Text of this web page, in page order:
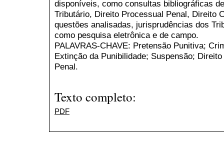
disponíveis, como consultas bibliográficas
Tributário, Direito Processual Penal, Direito
questões analisadas, jurisprudências dos
como pesquisa eletrônica e de campo.
PALAVRAS-CHAVE: Pretensão Punitiva;
Extinção da Punibilidade; Suspensão;
Penal.
Texto completo:
PDF